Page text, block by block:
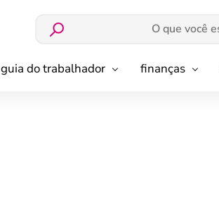
guia do trabalhador finanças